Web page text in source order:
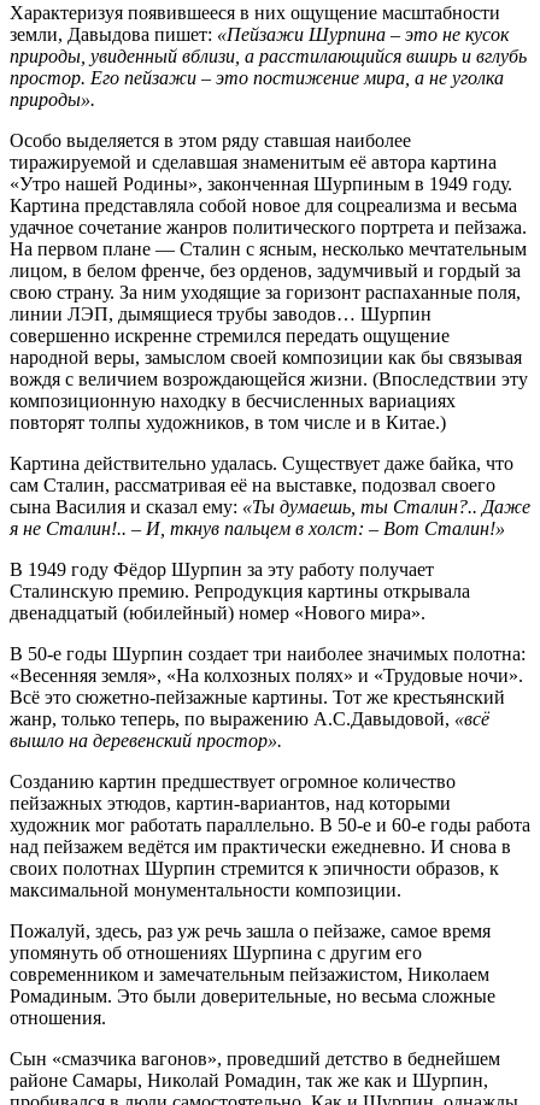
Характеризуя появившееся в них ощущение масштабности
земли, Давыдова пишет: «Пейзажи Шурпина – это не кусок
природы, увиденный вблизи, а расстилающийся вширь и вглубь
простор. Его пейзажи – это постижение мира, а не уголка
природы».
Особо выделяется в этом ряду ставшая наиболее
тиражируемой и сделавшая знаменитым её автора картина
«Утро нашей Родины», законченная Шурпиным в 1949 году.
Картина представляла собой новое для соцреализма и весьма
удачное сочетание жанров политического портрета и пейзажа.
На первом плане — Сталин с ясным, несколько мечтательным
лицом, в белом френче, без орденов, задумчивый и гордый за
свою страну. За ним уходящие за горизонт распаханные поля,
линии ЛЭП, дымящиеся трубы заводов… Шурпин
совершенно искренне стремился передать ощущение
народной веры, замыслом своей композиции как бы связывая
вождя с величием возрождающейся жизни. (Впоследствии эту
композиционную находку в бесчисленных вариациях
повторят толпы художников, в том числе и в Китае.)
Картина действительно удалась. Существует даже байка, что
сам Сталин, рассматривая её на выставке, подозвал своего
сына Василия и сказал ему: «Ты думаешь, ты Сталин?.. Даже
я не Сталин!.. – И, ткнув пальцем в холст: – Вот Сталин!»
В 1949 году Фёдор Шурпин за эту работу получает
Сталинскую премию. Репродукция картины открывала
двенадцатый (юбилейный) номер «Нового мира».
В 50-е годы Шурпин создает три наиболее значимых полотна:
«Весенняя земля», «На колхозных полях» и «Трудовые ночи».
Всё это сюжетно-пейзажные картины. Тот же крестьянский
жанр, только теперь, по выражению А.С.Давыдовой, «всё
вышло на деревенский простор».
Созданию картин предшествует огромное количество
пейзажных этюдов, картин-вариантов, над которыми
художник мог работать параллельно. В 50-е и 60-е годы работа
над пейзажем ведётся им практически ежедневно. И снова в
своих полотнах Шурпин стремится к эпичности образов, к
максимальной монументальности композиции.
Пожалуй, здесь, раз уж речь зашла о пейзаже, самое время
упомянуть об отношениях Шурпина с другим его
современником и замечательным пейзажистом, Николаем
Ромадиным. Это были доверительные, но весьма сложные
отношения.
Сын «смазчика вагонов», проведший детство в беднейшем
районе Самары, Николай Ромадин, так же как и Шурпин,